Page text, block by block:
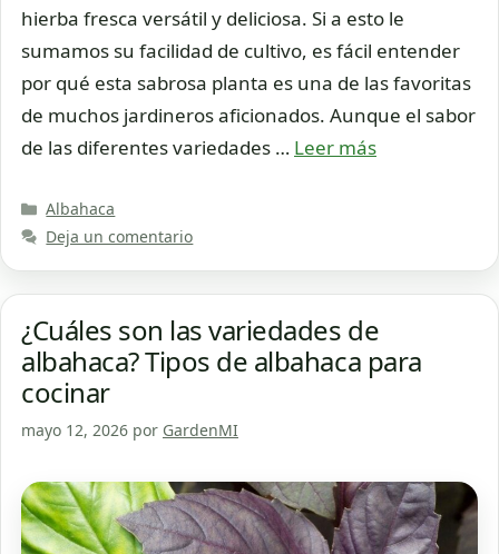
hierba fresca versátil y deliciosa. Si a esto le
sumamos su facilidad de cultivo, es fácil entender
por qué esta sabrosa planta es una de las favoritas
de muchos jardineros aficionados. Aunque el sabor
de las diferentes variedades … Leer más
Categorías
Albahaca
Deja un comentario
¿Cuáles son las variedades de
albahaca? Tipos de albahaca para
cocinar
mayo 12, 2026 por GardenMI